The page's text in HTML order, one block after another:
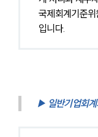
국제회계기준
입니다.
▶ 일반기업회